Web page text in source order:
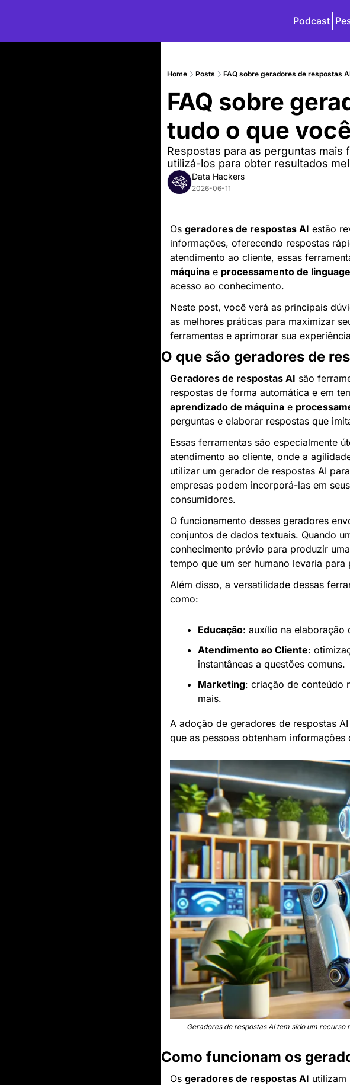
Podcast
Home Posts FAQ sobre geradores de respostas
FAQ sobre
tudo o que
Respostas para as perguntas
utilizá-los para obter resultados
Data Hackers
2026-06-11
Os geradores de respostas AI estão
informações, oferecendo respostas
atendimento ao cliente, essas
máquina e processamento de
acesso ao conhecimento.
Neste post, você verá as principais
as melhores práticas para maximizar
ferramentas e aprimorar sua
O que são geradores de
Geradores de respostas AI são
aprendizado de máquina e
perguntas e elaborar respostas que
Essas ferramentas são especialmente
atendimento ao cliente, onde a
utilizar um gerador de respostas AI
empresas podem incorporá-las em seus
consumidores.
O funcionamento desses geradores
conjuntos de dados textuais. Quando
conhecimento prévio para produzir
tempo que um ser humano levaria
Além disso, a versatilidade dessas
como:
Educação: auxílio na elaboração
Atendimento ao Cliente:
instantâneas a questões comuns.
Marketing: criação de conteúdo
mais.
A adoção de geradores de respostas
que as pessoas obtenham
Geradores de respostas AI tem sido um
Como funcionam os
Os geradores de respostas AI utilizam